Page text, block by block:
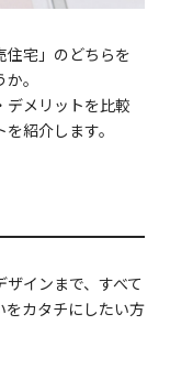
住宅」のどちらを
。
デメリットを比較
紹介します。
インまで、すべて
をカタチにしたい方